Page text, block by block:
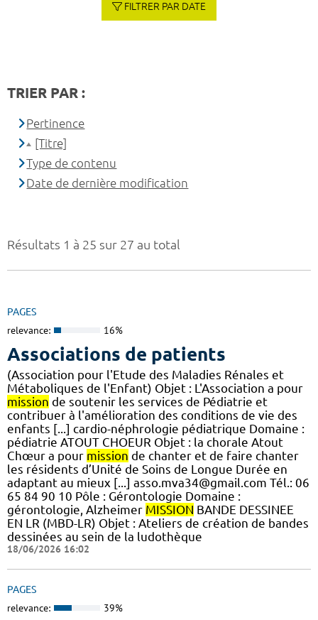
Résultats 1 à 25 sur 27 au total
PAGES
relevance: 16%
Associations de patients
(Association pour l'Etude des Maladies Rénales et
Métaboliques de l'Enfant) Objet : L'Association a pour
mission de soutenir les services de Pédiatrie et
contribuer à l'amélioration des conditions de vie des
enfants [...] cardio-néphrologie pédiatrique Domaine :
pédiatrie ATOUT CHOEUR Objet : la chorale Atout
Chœur a pour mission de chanter et de faire chanter
les résidents d’Unité de Soins de Longue Durée en
adaptant au mieux [...] asso.mva34@gmail.com Tél.: 06
65 84 90 10 Pôle : Gérontologie Domaine :
gérontologie, Alzheimer MISSION BANDE DESSINEE
EN LR (MBD-LR) Objet : Ateliers de création de bandes
dessinées au sein de la ludothèque
18/06/2026 16:02
PAGES
relevance: 39%
FILTRER PAR DATE
TRIER PAR :
Pertinence
[Titre]
Type de contenu
Date de dernière modification